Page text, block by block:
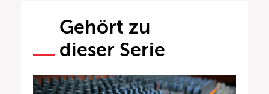
Gehört zu
dieser Serie